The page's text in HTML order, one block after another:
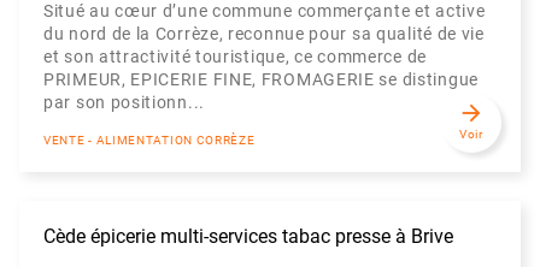
Situé au cœur d’une commune commerçante et active
du nord de la Corrèze, reconnue pour sa qualité de vie
et son attractivité touristique, ce commerce de
PRIMEUR, EPICERIE FINE, FROMAGERIE se distingue
par son positionn...
VENTE - ALIMENTATION CORRÈZE
arrow_forward
Voir
Cède épicerie multi-services tabac presse à Brive